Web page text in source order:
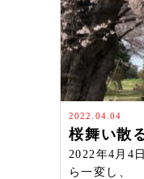
2022.04.04
桜舞い散
2022年4月4
ら一変し、